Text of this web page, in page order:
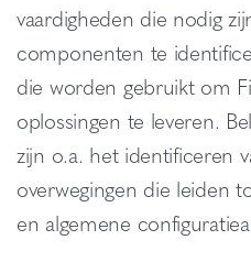
vaardigheden die nodig
componenten te
die worden gebruikt om
oplossingen te leveren.
zijn o.a. het identificeren
overwegingen die leiden
en algemene